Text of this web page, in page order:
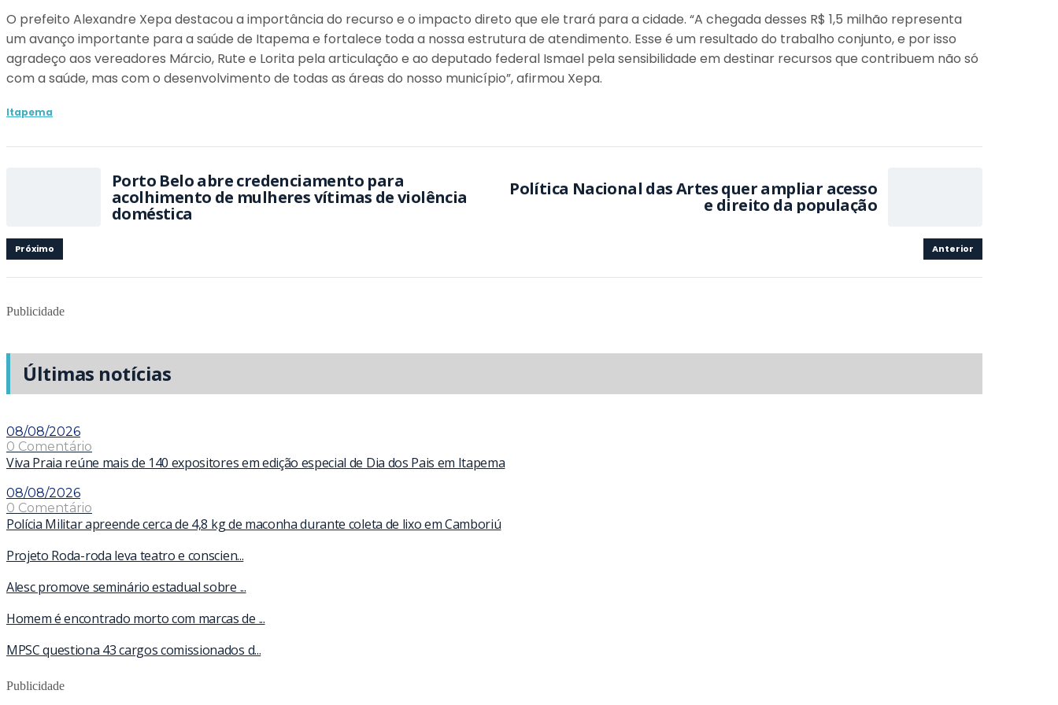
O prefeito Alexandre Xepa destacou a importância do recurso e o impacto direto que ele trará para a cidade. “A chegada desses R$ 1,5 milhão representa
um avanço importante para a saúde de Itapema e fortalece toda a nossa estrutura de atendimento. Esse é um resultado do trabalho conjunto, e por isso
agradeço aos vereadores Márcio, Rute e Lorita pela articulação e ao deputado federal Ismael pela sensibilidade em destinar recursos que contribuem não só
com a saúde, mas com o desenvolvimento de todas as áreas do nosso município”, afirmou Xepa.
Itapema
Porto Belo abre credenciamento para
acolhimento de mulheres vítimas de violência
doméstica
Próximo
Política Nacional das Artes quer ampliar acesso
e direito da população
Anterior
Publicidade
Últimas notícias
08/08/2026
0 Comentário
Viva Praia reúne mais de 140 expositores em edição especial de Dia dos Pais em Itapema
08/08/2026
0 Comentário
Polícia Militar apreende cerca de 4,8 kg de maconha durante coleta de lixo em Camboriú
Projeto Roda-roda leva teatro e conscien...
Alesc promove seminário estadual sobre ...
Homem é encontrado morto com marcas de ...
MPSC questiona 43 cargos comissionados d...
Publicidade